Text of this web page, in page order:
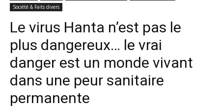
Société & Faits divers
Le virus Hanta n’est pas le
plus dangereux… le vrai
danger est un monde vivant
dans une peur sanitaire
permanente